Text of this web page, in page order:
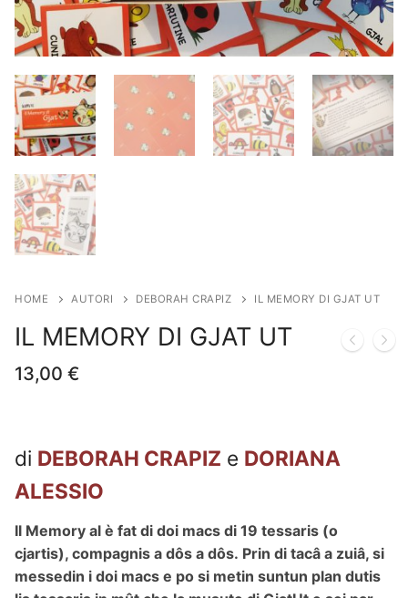
HOME AUTORI DEBORAH CRAPIZ IL MEMORY DI GJAT UT
IL MEMORY DI GJAT UT
13,00 €
di DEBORAH CRAPIZ e DORIANA
ALESSIO
Il Memory al è fat di doi macs di 19 tessaris (o
cjartis), compagnis a dôs a dôs. Prin di tacâ a zuiâ, si
messedin i doi macs e po si metin suntun plan dutis